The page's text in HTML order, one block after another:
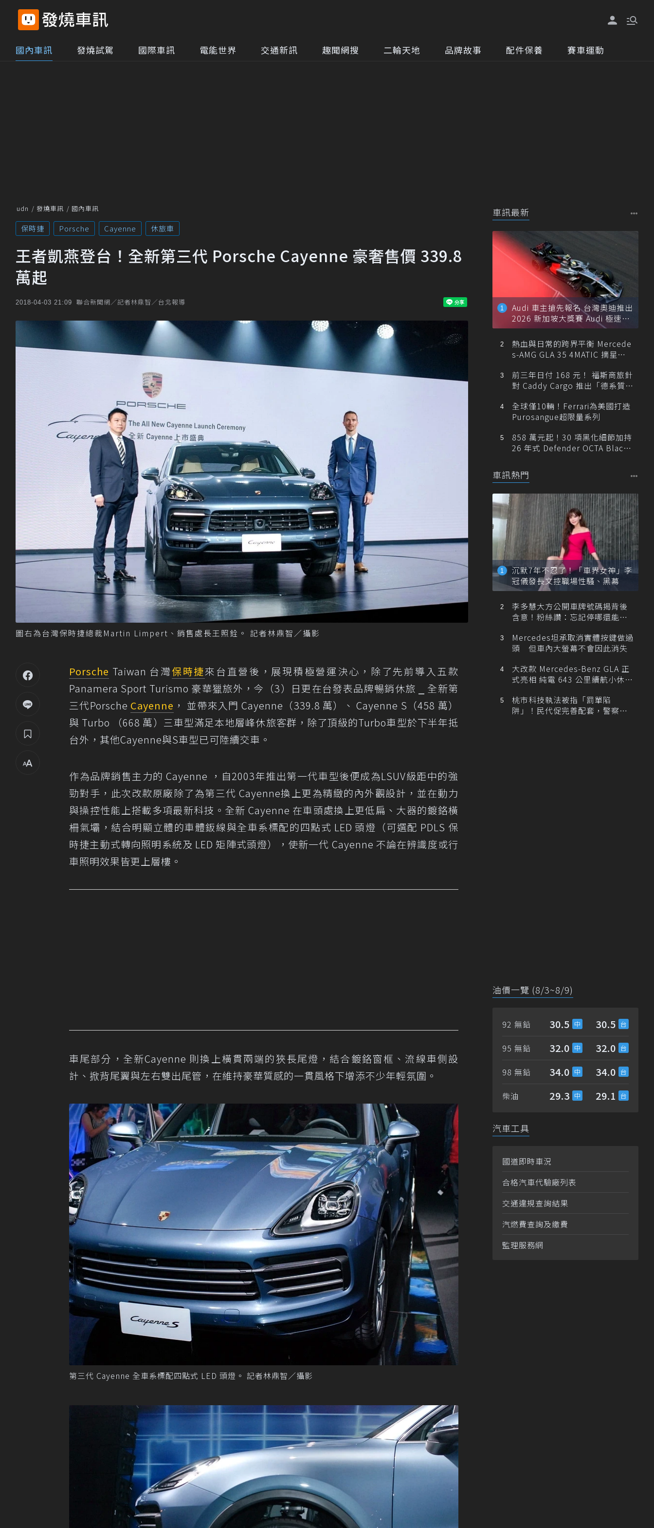
國內車訊 發燒試駕 國際車訊 電能世界 交通新訊 趣聞網搜 二輪天地 品牌故事 配件保養 賽車運動
udn 發燒車訊 國內車訊
保時捷 Porsche Cayenne 休旅車
王者凱燕登台！全新第三代 Porsche Cayenne 豪奢售價 339.8
萬起
2018-04-03 21:09 聯合新聞網／記者林鼎智／台北報導
圖右為台灣保時捷總裁Martin Limpert、銷售處長王照銓。 記者林鼎智／攝影
Porsche Taiwan 台灣保時捷來台直營後 ，展現積極營運決心，除了先前導入五款
Panamera Sport Turismo 豪華獵旅外，今（3）日更在台發表品牌暢銷休旅 ⎯ 全新第
三代Porsche Cayenne ， 並帶來入門 Cayenne（339.8 萬）、 Cayenne S（458 萬）
與 Turbo （668 萬）三車型滿足本地層峰休旅客群，除了頂級的Turbo車型於下半年抵
台外，其他Cayenne與S車型已可陸續交車。
作為品牌銷售主力的 Cayenne ，自2003年推出第一代車型後便成為LSUV級距中的強
勁對手，此次改款原廠除了為第三代 Cayenne換上更為精緻的內外觀設計，並在動力
與操控性能上搭載多項最新科技。全新 Cayenne 在車頭處換上更低扁、大器的鍍鉻橫
柵氣壩，結合明顯立體的車體鈑線與全車系標配的四點式 LED 頭燈（可選配 PDLS 保
時捷主動式轉向照明系統及 LED 矩陣式頭燈），使新一代 Cayenne 不論在辨識度或行
車照明效果皆更上層樓。
車尾部分，全新Cayenne 則換上橫貫兩端的狹長尾燈，結合鍍鉻窗框、流線車側設
計、掀背尾翼與左右雙出尾管，在維持豪華質感的一貫風格下增添不少年輕氛圍。
第三代 Cayenne 全車系標配四點式 LED 頭燈。 記者林鼎智／攝影
車訊最新
Audi 車主搶先報名 台灣奧迪推出
2026 新加坡大獎賽 Audi 極速之
旅
熱血與日常的跨界平衡 Mercede
s-AMG GLA 35 4MATIC 摘星版
前三年日付 168 元！ 福斯商旅針
對 Caddy Cargo 推出「德系質感
全球僅10輛！Ferrari為美國打造
Purosangue超限量系列
858 萬元起！30 項黑化細節加持
26 年式 Defender OCTA Black
車訊熱門
沉默7年不忍了！「車界女神」李
冠儀發長文控職場性騷、黑幕
李多慧大方公開車牌號碼揭背後
含意！粉絲讚：忘記停哪還能幫
Mercedes坦承取消實體按鍵做過
頭 但車內大螢幕不會因此消失
大改款 Mercedes-Benz GLA 正
式亮相 純電 643 公里續航小休
桃市科技執法被指「罰單陷
阱」！民代促完善配套，警察局
油價一覽 (8/3~8/9)
92 無鉛 30.5 30.5
95 無鉛 32.0 32.0
98 無鉛 34.0 34.0
柴油 29.3 29.1
汽車工具
國道即時車況
合格汽車代驗廠列表
交通違規查詢結果
汽燃費查詢及繳費
監理服務網